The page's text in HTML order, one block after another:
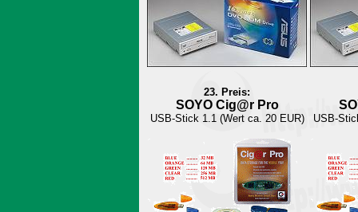
23. Preis:
SOYO Cig@r Pro
USB-Stick 1.1 (Wert ca. 20 EUR) USB-